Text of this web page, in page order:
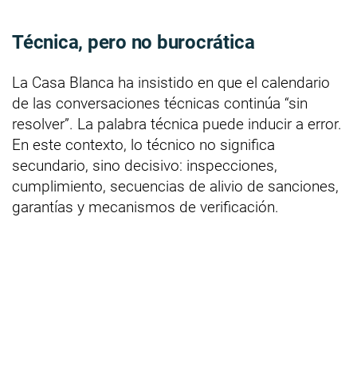
Técnica, pero no burocrática
La Casa Blanca ha insistido en que el calendario
de las conversaciones técnicas continúa “sin
resolver”. La palabra técnica puede inducir a error.
En este contexto, lo técnico no significa
secundario, sino decisivo: inspecciones,
cumplimiento, secuencias de alivio de sanciones,
garantías y mecanismos de verificación.